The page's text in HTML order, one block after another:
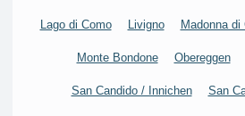
Lago di Como Livigno Madonna di
Monte Bondone Obereggen
San Candido / Innichen San